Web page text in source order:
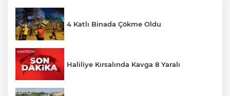
4 Katlı Binada Çökme Oldu
Haliliye Kırsalında Kavga 8 Yaralı